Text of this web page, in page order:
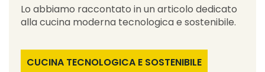
Lo abbiamo raccontato in un articolo dedicato
alla cucina moderna tecnologica e sostenibile.
CUCINA TECNOLOGICA E SOSTENIBILE